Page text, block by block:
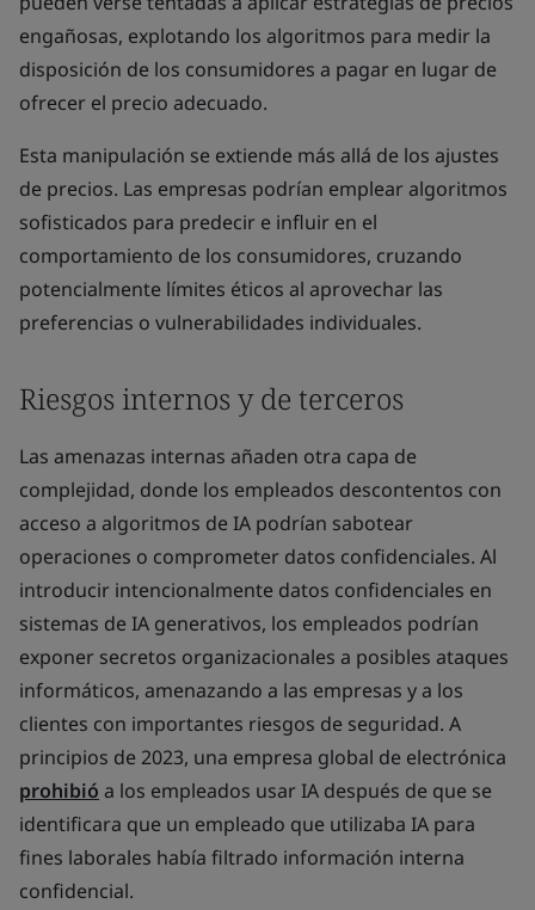
engañosas, explotando los algoritmos para medir la
disposición de los consumidores a pagar en lugar de
ofrecer el precio adecuado.
Esta manipulación se extiende más allá de los ajustes
de precios. Las empresas podrían emplear algoritmos
sofisticados para predecir e influir en el
comportamiento de los consumidores, cruzando
potencialmente límites éticos al aprovechar las
preferencias o vulnerabilidades individuales.
Riesgos internos y de terceros
Las amenazas internas añaden otra capa de
complejidad, donde los empleados descontentos con
acceso a algoritmos de IA podrían sabotear
operaciones o comprometer datos confidenciales. Al
introducir intencionalmente datos confidenciales en
sistemas de IA generativos, los empleados podrían
exponer secretos organizacionales a posibles ataques
informáticos, amenazando a las empresas y a los
clientes con importantes riesgos de seguridad. A
principios de 2023, una empresa global de electrónica
prohibió a los empleados usar IA después de que se
identificara que un empleado que utilizaba IA para
fines laborales había filtrado información interna
confidencial.